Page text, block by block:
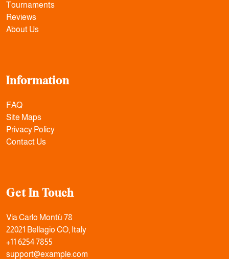
Tournaments
Reviews
About Us
Information
FAQ
Site Maps
Privacy Policy
Contact Us
Get In Touch
Via Carlo Montù 78
22021 Bellagio CO, Italy
+11 6254 7855
support@example.com